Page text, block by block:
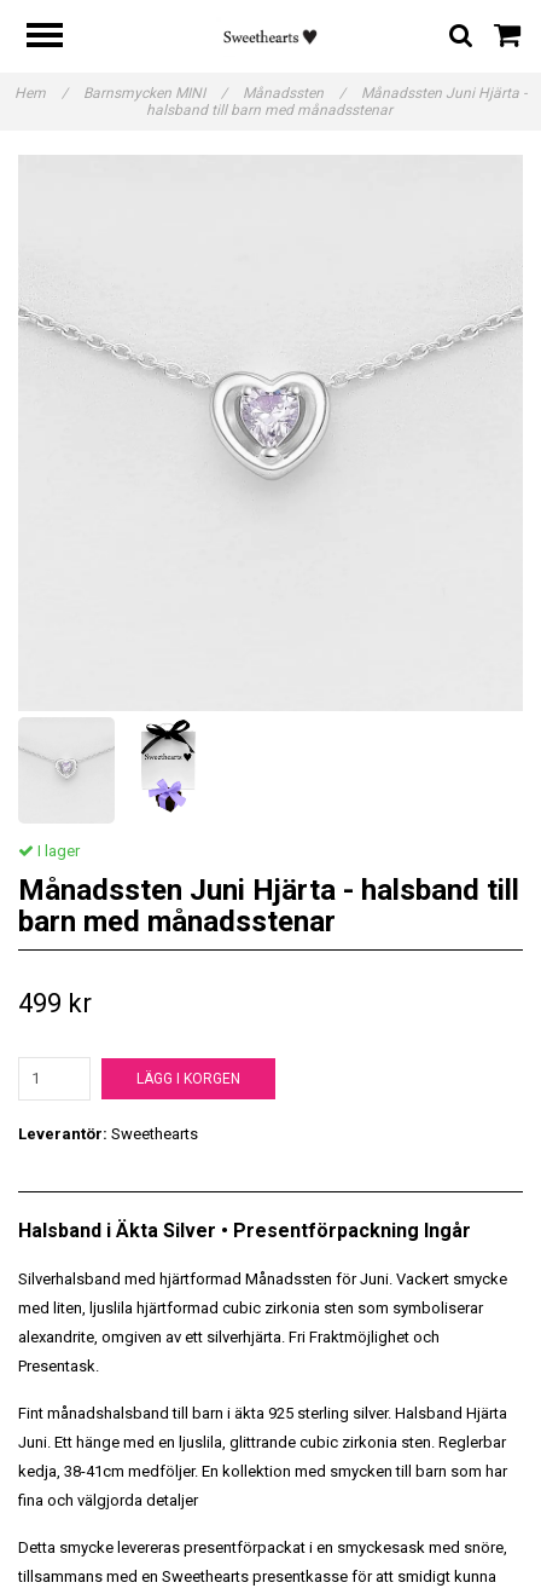
Hem / Barnsmycken MINI / Månadssten /
Månadssten Juni Hjärta -
halsband till barn med månadsstenar
I lager
Månadssten Juni Hjärta - halsband till
barn med månadsstenar
499 kr
LÄGG I KORGEN
Leverantör: Sweethearts
Halsband i Äkta Silver • Presentförpackning Ingår
Silverhalsband med hjärtformad Månadssten för Juni. Vackert smycke
med liten, ljuslila hjärtformad cubic zirkonia sten som symboliserar
alexandrite, omgiven av ett silverhjärta. Fri Fraktmöjlighet och
Presentask.
Fint månadshalsband till barn i äkta 925 sterling silver. Halsband Hjärta
Juni. Ett hänge med en ljuslila, glittrande cubic zirkonia sten. Reglerbar
kedja, 38-41cm medföljer. En kollektion med smycken till barn som har
fina och välgjorda detaljer
Detta smycke levereras presentförpackat i en smyckesask med snöre,
tillsammans med en Sweethearts presentkasse för att smidigt kunna